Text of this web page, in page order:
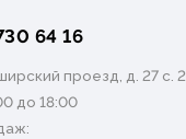
64 16
проезд, д. 27 с. 2
до 18:00